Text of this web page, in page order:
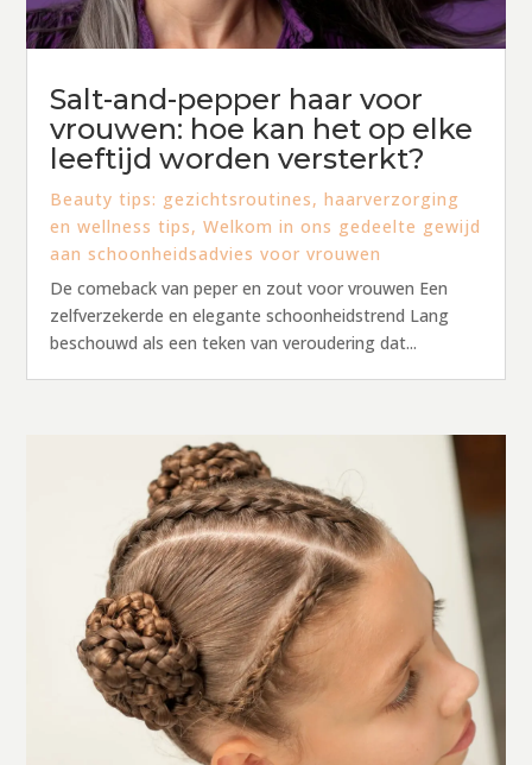
Salt-and-pepper haar voor
vrouwen: hoe kan het op elke
leeftijd worden versterkt?
Beauty tips: gezichtsroutines, haarverzorging
en wellness tips,Welkom in ons gedeelte gewijd
aan schoonheidsadvies voor vrouwen
De comeback van peper en zout voor vrouwen Een
zelfverzekerde en elegante schoonheidstrend Lang
beschouwd als een teken van veroudering dat...